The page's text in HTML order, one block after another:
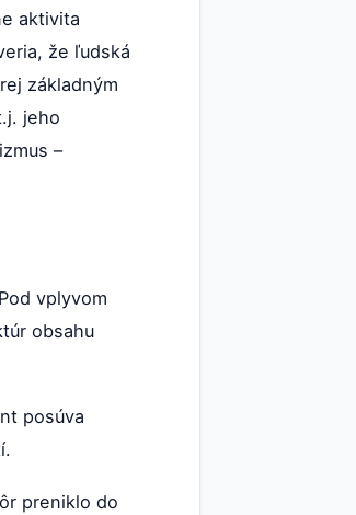
aktivita
že ľudská
základným
jeho
–
vplyvom
obsahu
posúva
preniklo do